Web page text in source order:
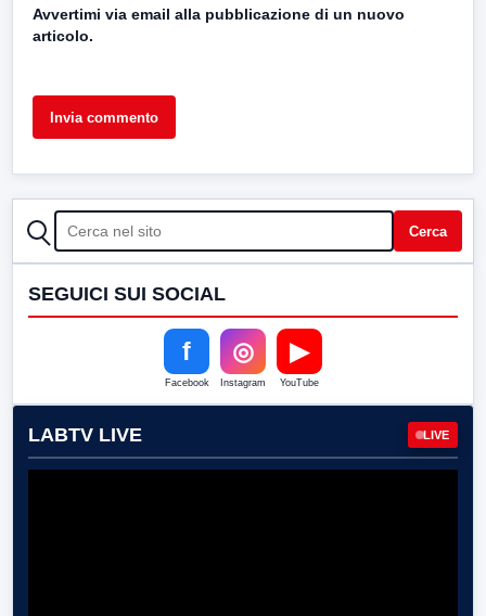
Avvertimi via email alla pubblicazione di un nuovo
articolo.
CERCA Cerca
SEGUICI SUI SOCIAL
f
Facebook
◎
Instagram
▶
YouTube
LABTV LIVE LIVE